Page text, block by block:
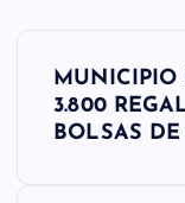
MUNICIPIO
3.800
BOLSAS